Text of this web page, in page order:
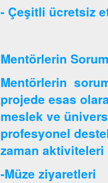
- Çeşitli ücretsiz
Mentörlerin
Mentörlerin
projede esas
meslek ve
profesyonel
zaman
-Müze ziyaretleri